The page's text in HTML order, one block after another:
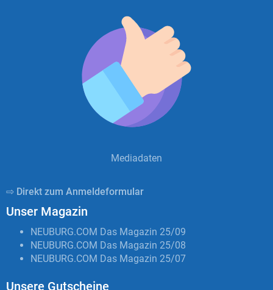
Mediadaten
⇨ Direkt zum Anmeldeformular
Unser Magazin
NEUBURG.COM Das Magazin 25/09
NEUBURG.COM Das Magazin 25/08
NEUBURG.COM Das Magazin 25/07
Unsere Gutscheine